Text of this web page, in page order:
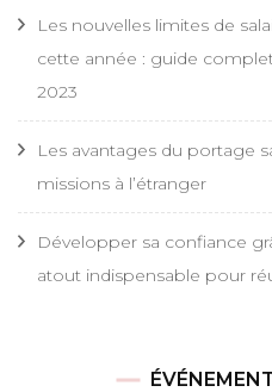
Les nouvelles limites de
cette année : guide
2023
Les avantages du portage
missions à l’étranger
Développer sa confiance
atout indispensable pour